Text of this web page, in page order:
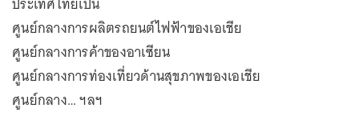
ศูนย์กลางการผลิตรถยนต์ไฟฟ้าของเอเชีย
ศูนย์กลางการค้าของอาเซียน
ศูนย์กลางการท่องเที่ยวด้านสุขภาพของเอเชีย
ศูนย์กลาง… ฯลฯ